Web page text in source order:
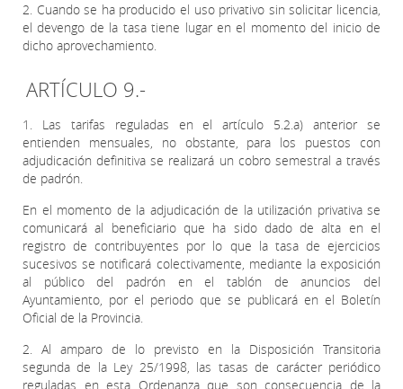
2. Cuando se ha producido el uso privativo sin solicitar licencia,
el devengo de la tasa tiene lugar en el momento del inicio de
dicho aprovechamiento.
ARTÍCULO 9.-
1. Las tarifas reguladas en el artículo 5.2.a) anterior se
entienden mensuales, no obstante, para los puestos con
adjudicación definitiva se realizará un cobro semestral a través
de padrón.
En el momento de la adjudicación de la utilización privativa se
comunicará al beneficiario que ha sido dado de alta en el
registro de contribuyentes por lo que la tasa de ejercicios
sucesivos se notificará colectivamente, mediante la exposición
al público del padrón en el tablón de anuncios del
Ayuntamiento, por el periodo que se publicará en el Boletín
Oficial de la Provincia.
2. Al amparo de lo previsto en la Disposición Transitoria
segunda de la Ley 25/1998, las tasas de carácter periódico
reguladas en esta Ordenanza que son consecuencia de la